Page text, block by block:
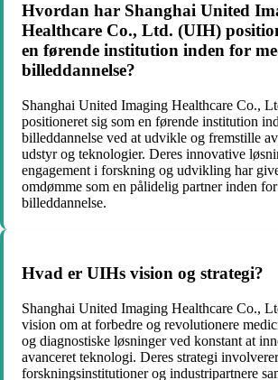
Hvordan har Shanghai United
Healthcare Co., Ltd. (UIH)
en førende institution inden for
billeddannelse?
Shanghai United Imaging Healthcare Co.,
positioneret sig som en førende institution
billeddannelse ved at udvikle og fremstille
udstyr og teknologier. Deres innovative
engagement i forskning og udvikling har
omdømme som en pålidelig partner inden
billeddannelse.
Hvad er UIHs vision og strategi?
Shanghai United Imaging Healthcare Co.,
vision om at forbedre og revolutionere
og diagnostiske løsninger ved konstant at
avanceret teknologi. Deres strategi
forskningsinstitutioner og industripartnere